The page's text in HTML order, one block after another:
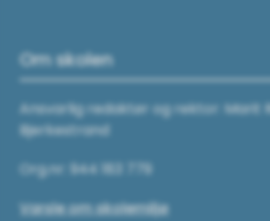
Om skolen
Ansvarlig redaktør og rektor: Marit
Bjerkestrand
Org.nr: 944 183 779
Varsle om skolemiljø